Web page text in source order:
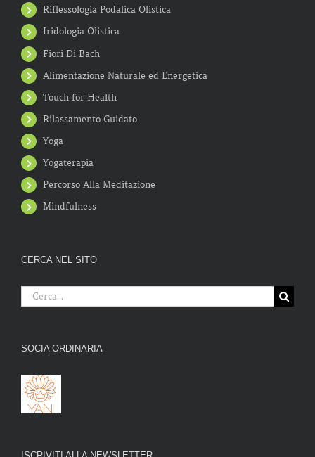
Riflessologia Podalica Olistica
Iridologia Olistica
Fiori Di Bach
Alimentazione Naturale ed Energetica
Touch for Health
Rilassamento Guidato
Yoga
Yogaterapia
Percorso Alla Meditazione
Mindfulness
CERCA NEL SITO
Cerca
per:
SOCIA ORDINARIA